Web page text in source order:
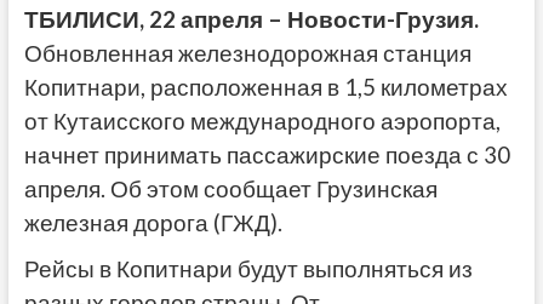
ТБИЛИСИ, 22 апреля – Новости-Грузия.
Обновленная железнодорожная станция
Копитнари, расположенная в 1,5 километрах
от Кутаисского международного аэропорта,
начнет принимать пассажирские поезда с 30
апреля. Об этом сообщает Грузинская
железная дорога (ГЖД).
Рейсы в Копитнари будут выполняться из